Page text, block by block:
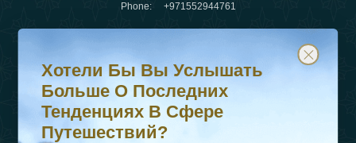
Phone: +971552944761
WhatsApp Нет :+442034682356
+971552944761
Хотели бы вы услышать больше о последних
Подпишитесь на нашу рассылку и будьте в курсе
Хотели Бы Вы Услышать
Больше О Последних
Тенденциях В Сфере
Путешествий?